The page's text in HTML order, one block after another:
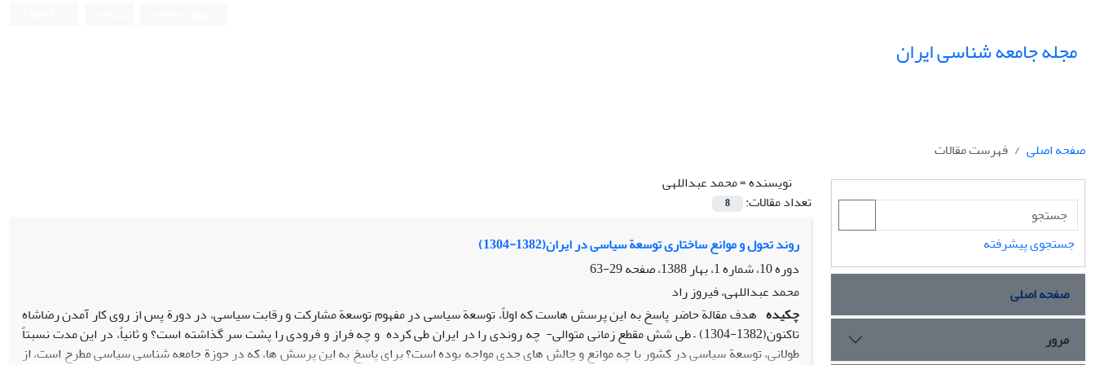
مجله جامعه شناسی ایران
صفحه اصلی
فهرست مقالات
نویسنده =محمد عبداللهی
تعداد مقالات:
8
روند تحول و موانع ساختاری توسعة سیاسی در ایران(1382-1304)
دوره 10، شماره 1، بهار 1388، صفحه
29-63
محمد عبداللهی، فیروز راد
چکیده هدف مقالة حاضر پاسخ به این پرسش هاست که اولاً، توسعة سیاسی در مفهوم توسعة مشارکت و رقابت سیاسی، در دورة پس از روی کار آمدن رضاشاه
تاکنون(1382-1304) – طی شش مقطع زمانی متوالی- چه روندی را در ایران طی کرده و چه فراز و فرودی را پشت سر گذاشته است؟ و ثانیاً، در این مدت نسبتاً
طولانی، توسعة سیاسی در کشور با چه موانع و چالش های جدی مواجه بوده است؟ برای پاسخ به این پرسش ها، که در حوزة جامعه شناسی سیاسی مطرح است، از
جستجوی پیشرفته
صفحه اصلی
مرور